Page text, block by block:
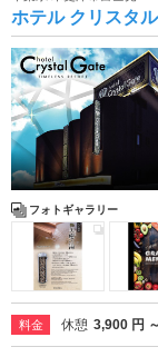
ホテル クリスタ
フォトギャラリー
料金 休憩 3,900 円 ～